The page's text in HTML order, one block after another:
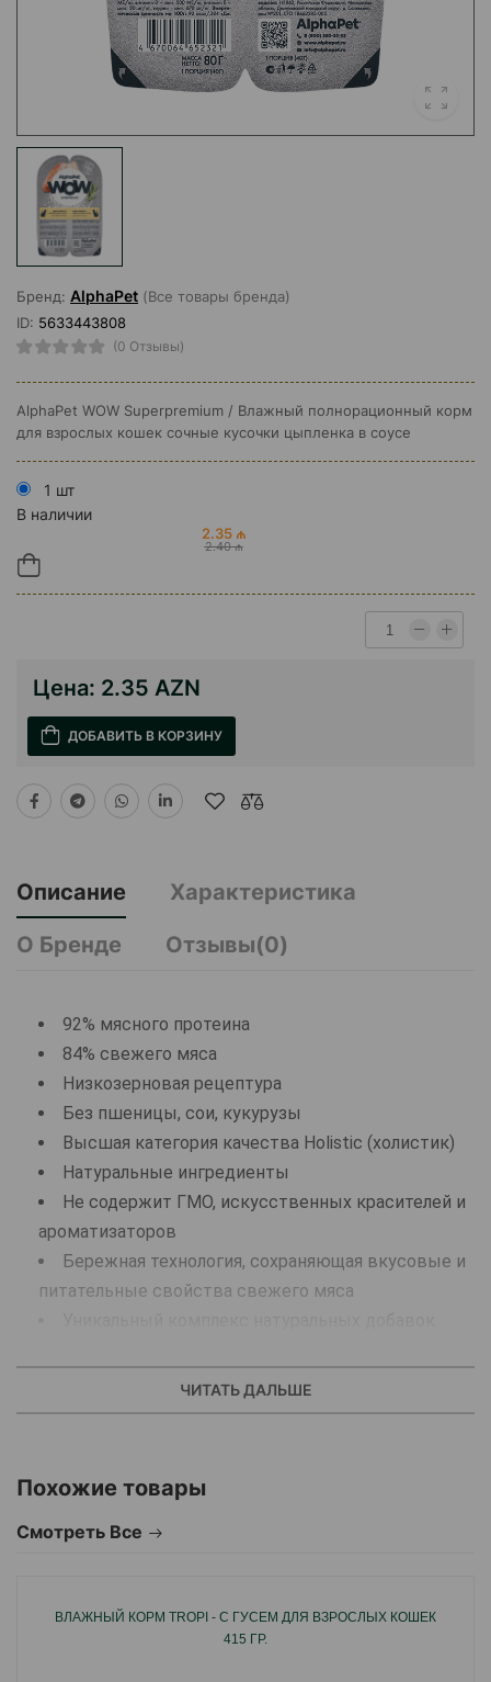
Бренд: AlphaPet (Все товары бренда)
ID: 5633443808
(0 Отзывы)
AlphaPet WOW Superpremium / Влажный полнорационный корм
для взрослых кошек сочные кусочки цыпленка в соусе
1 шт
В наличии
2.35 ₼
2.40 ₼
Цена: 2.35 AZN
ДОБАВИТЬ В КОРЗИНУ
Описание
Характеристика
О Бренде
Отзывы(0)
92% мясного протеина
84% свежего мяса
Низкозерновая рецептура
Без пшеницы, сои, кукурузы
Высшая категория качества Holistiс (холистик)
Натуральные ингредиенты
Не содержит ГМО, искусственных красителей и
ароматизаторов
Бережная технология, сохраняющая вкусовые и
питательные свойства свежего мяса
кг веса кошки в день. 1 упаковка - 2 порции по 40 г. Суточная
питомца!
ЧИТАТЬ ДАЛЬШЕ
Похожие товары
Смотреть Все
ВЛАЖНЫЙ КОРМ TROPI - С ГУСЕМ ДЛЯ ВЗРОСЛЫХ КОШЕК
415 ГР.